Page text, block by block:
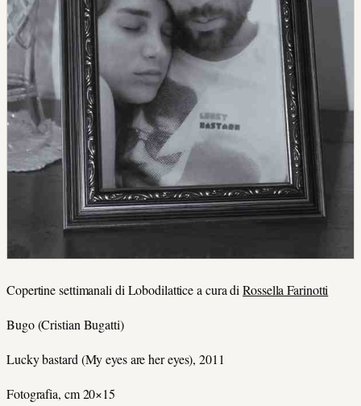
Copertine settimanali di Lobodilattice a cura diRossella Farinotti
Bugo (Cristian Bugatti)
Lucky bastard (My eyes are her eyes), 2011
Fotografia, cm 20×15